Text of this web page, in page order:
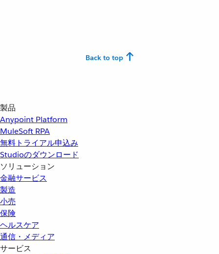
Back to top
製品
Anypoint Platform
MuleSoft RPA
無料トライアル申込み
Studioのダウンロード
ソリューション
金融サービス
製造
小売
保険
ヘルスケア
通信・メディア
サービス